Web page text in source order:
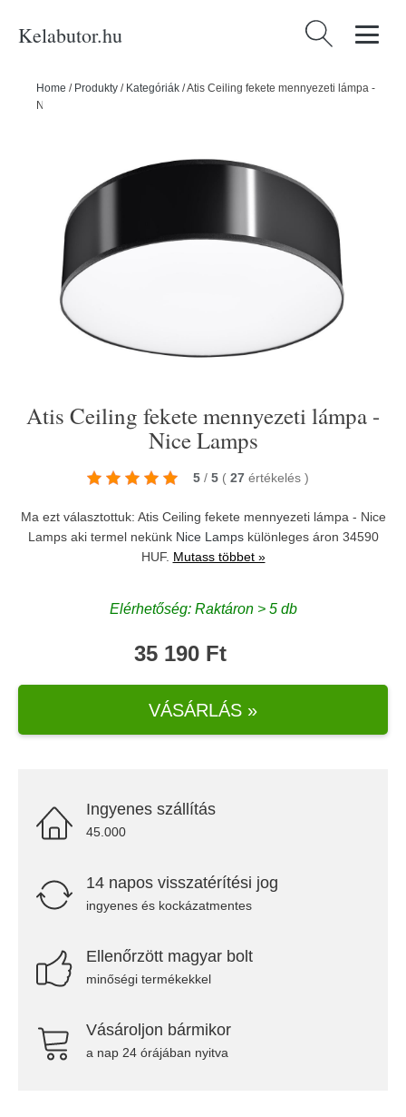
Kelabutor.hu Keresés:
Home / Produkty / Kategóriák /Atis Ceiling fekete mennyezeti lámpa -
Nice Lamps
Atis Ceiling fekete mennyezeti lámpa -
Nice Lamps
5 / 5 ( 27 értékelés )
Ma ezt választottuk: Atis Ceiling fekete mennyezeti lámpa - Nice
Lamps aki termel nekünk Nice Lampskülönleges áron 34590
HUF. Mutass többet »
Elérhetőség: Raktáron > 5 db
35 190 Ft
VÁSÁRLÁS »
Ingyenes szállítás
45.000
14 napos visszatérítési jog
ingyenes és kockázatmentes
Ellenőrzött magyar bolt
minőségi termékekkel
Vásároljon bármikor
a nap 24 órájában nyitva